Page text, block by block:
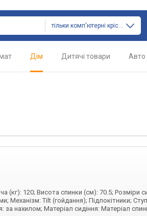
тільки комп'ютерні крісла
Дім Дитячі товари Авто
(кг): 120; Висота спинки (см): 70.5; Розміри
Механізм: Tilt (гойдання); Підлокітники;
за нахилом; Матеріал сидіння: Матеріал